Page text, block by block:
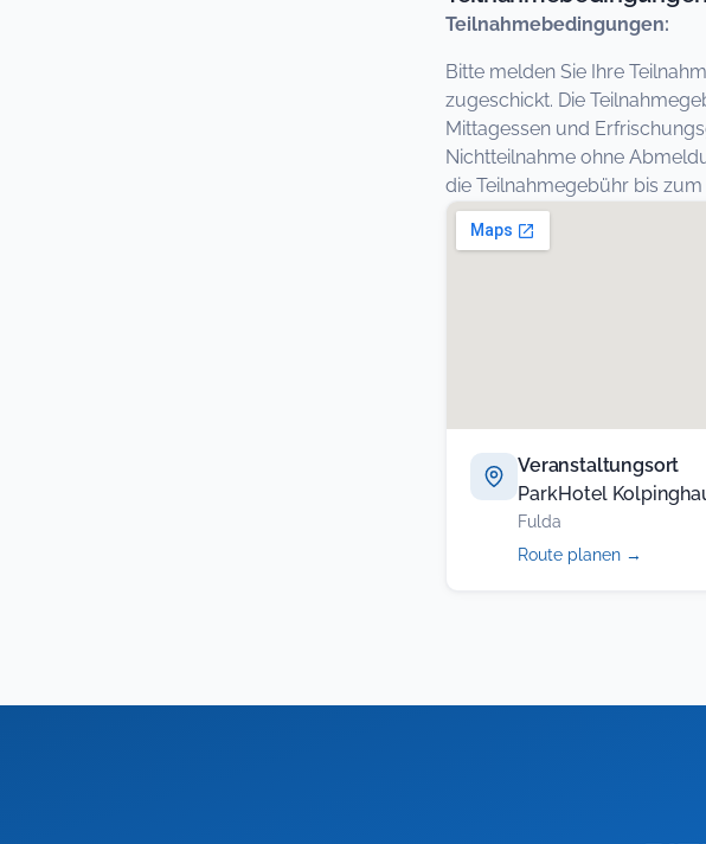
Teilnahmebedingungen:
Bitte melden Sie Ihre
zugeschickt. Die
Mittagessen und
Nichtteilnahme ohne
die Teilnahmegebühr bis zum
Veranstaltungsort
ParkHotel
Fulda
Route planen →